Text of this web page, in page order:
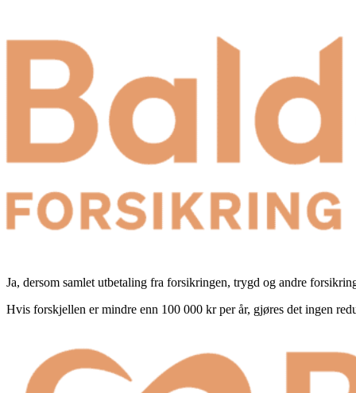
Ja, dersom samlet utbetaling fra forsikringen, trygd og andre
Hvis forskjellen er mindre enn 100 000 kr per år, gjøres det ingen